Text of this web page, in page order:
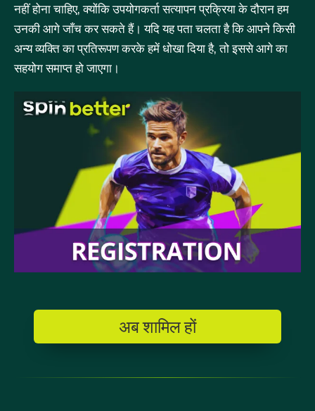
नहीं होना चाहिए, क्योंकि उपयोगकर्ता सत्यापन प्रक्रिया के दौरान हम
उनकी आगे जाँच कर सकते हैं। यदि यह पता चलता है कि आपने किसी
अन्य व्यक्ति का प्रतिरूपण करके हमें धोखा दिया है, तो इससे आगे का
सहयोग समाप्त हो जाएगा।
अब शामिल हों